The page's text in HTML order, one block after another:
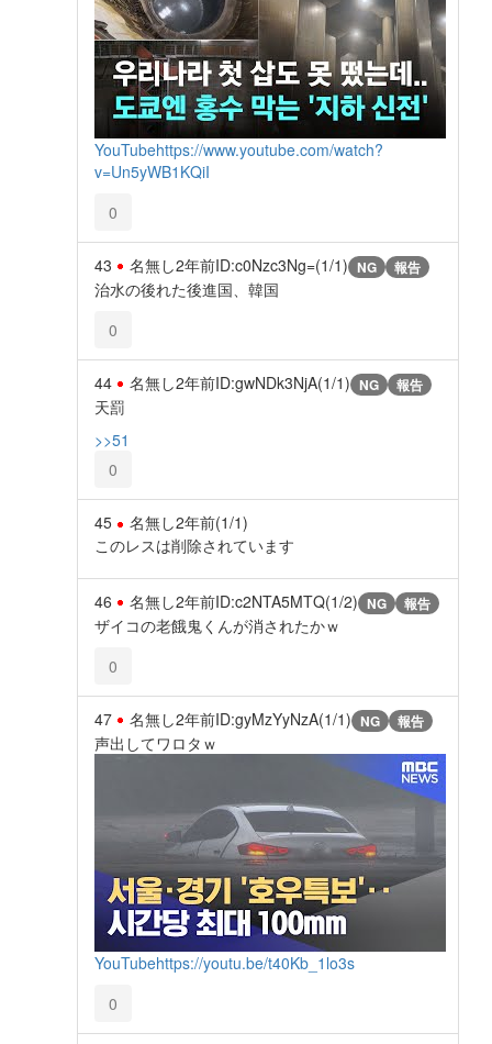
YouTubehttps://www.youtube.com/watch?
v=Un5yWB1KQiI
0
43 名無し2年前ID:c0Nzc3Ng=(1/1) NG 報告
治水の後れた後進国、韓国
0
44 名無し2年前ID:gwNDk3NjA(1/1) NG 報告
天罰
>>51
0
45 名無し2年前(1/1)
このレスは削除されています
46 名無し2年前ID:c2NTA5MTQ(1/2) NG 報告
ザイコの老餓鬼くんが消されたかｗ
0
47 名無し2年前ID:gyMzYyNzA(1/1) NG 報告
声出してワロタｗ
YouTubehttps://youtu.be/t40Kb_1lo3s
0